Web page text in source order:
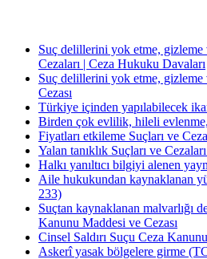
Suç delillerini yok etme, gizleme
Cezaları | Ceza Hukuku Davaları
Suç delillerini yok etme, gizleme
Cezası
Türkiye içinden yapılabilecek
Birden çok evlilik, hileli
Fiyatları etkileme Suçları ve
Yalan tanıklık Suçları ve
Halkı yanıltıcı bilgiyi alenen
Aile hukukundan kaynaklanan
233)
Suçtan kaynaklanan malvarlığı
Kanunu Maddesi ve Cezası
Cinsel Saldırı Suçu Ceza
Askerî yasak bölgelere girme